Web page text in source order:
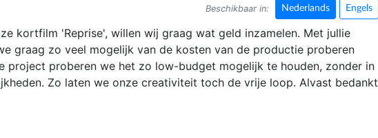
Beschikbaar in: Nederlands Engels
kortfilm 'Reprise', willen wij graag wat geld inzamelen. Met jullie
graag zo veel mogelijk van de kosten van de productie proberen
project proberen we het zo low-budget mogelijk te houden, zonder in
Zo laten we onze creativiteit toch de vrije loop. Alvast bedankt